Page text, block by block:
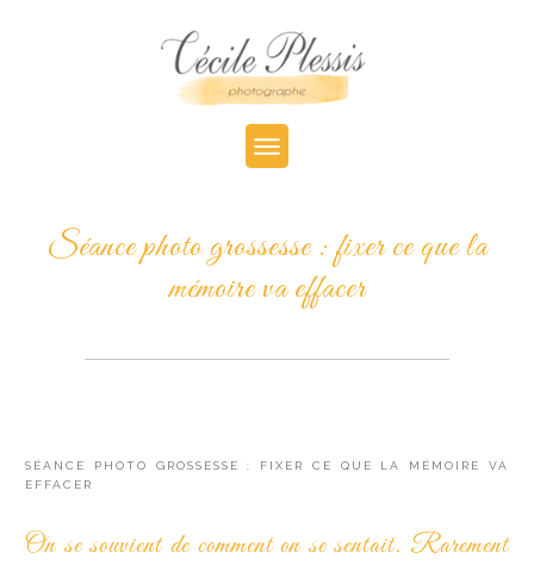
Séance photo grossesse : fixer ce que la
mémoire va effacer
SÉANCE PHOTO GROSSESSE : FIXER CE QUE LA MÉMOIRE VA
EFFACER
On se souvient de comment on se sentait. Rarement